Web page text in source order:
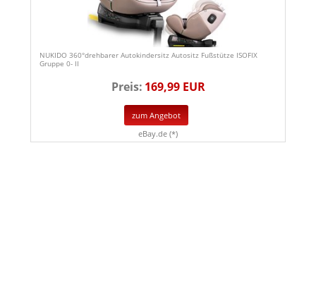
NUKIDO 360°drehbarer Autokindersitz Autositz Fußstütze ISOFIX
Gruppe 0- II
Preis: 169,99 EUR
zum Angebot
eBay.de (*)